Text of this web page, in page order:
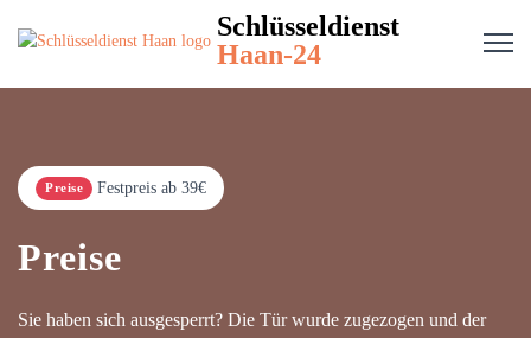
Schlüsseldienst
Haan-24
Preise Festpreis ab 39€
Preise
Sie haben sich ausgesperrt? Die Tür wurde zugezogen und der